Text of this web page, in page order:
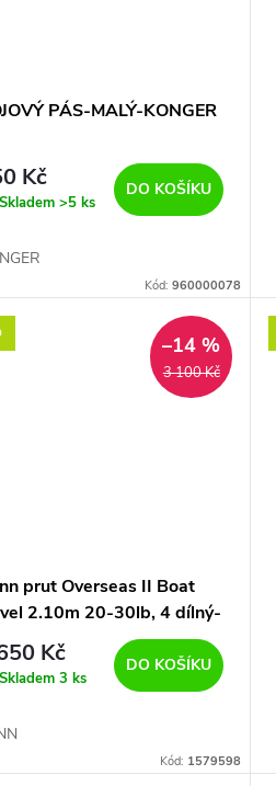
PÁS-MALÝ-KONGER
Kč
Skladem >5 ks
DO KOŠÍKU
Kód:960000078
3 100 Kč
–14 %
prut Overseas II Boat
2.10m 20-30lb, 4 dílný-
Kč
Skladem 3 ks
DO KOŠÍKU
Kód: 1579598